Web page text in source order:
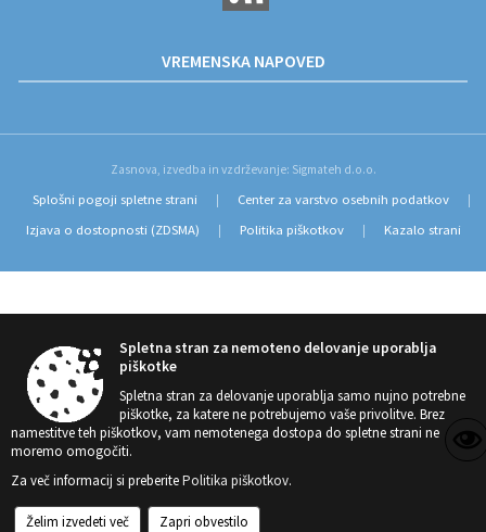
VREMENSKA NAPOVED
Zasnova, izvedba in vzdrževanje: Sigmateh d.o.o.
Splošni pogoji spletne strani | Center za varstvo osebnih podatkov |
Izjava o dostopnosti (ZDSMA) | Politika piškotkov | Kazalo strani
Spletna stran za nemoteno delovanje uporablja
piškotke
Spletna stran za delovanje uporablja samo nujno potrebne
piškotke, za katere ne potrebujemo vaše privolitve. Brez
namestitve teh piškotkov, vam nemotenega dostopa do spletne strani ne
moremo omogočiti.
Za več informacij si preberitePolitika piškotkov.
Želim izvedeti več Zapri obvestilo